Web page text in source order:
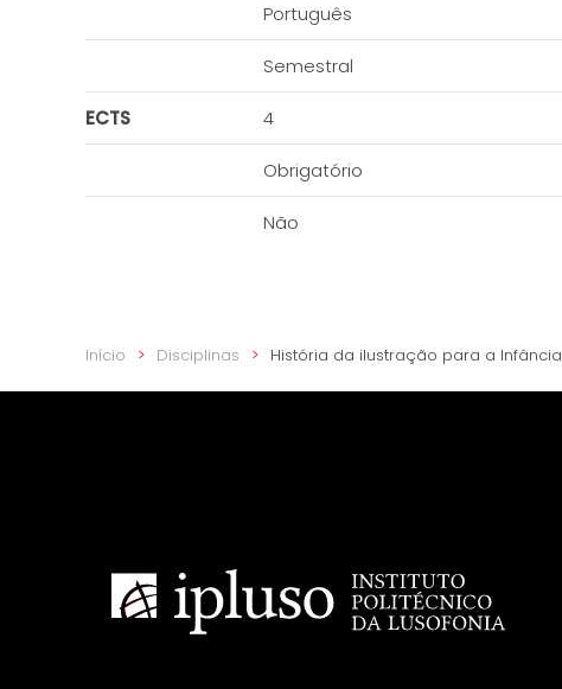
Português
Semestral
ECTS 4
Obrigatório
Não
Início Disciplinas História da ilustração para a Infância